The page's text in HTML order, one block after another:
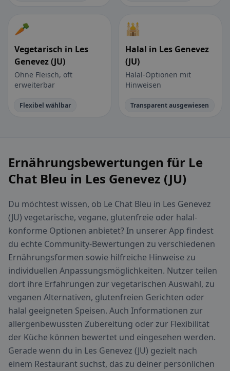
🥕
Vegetarisch in Les
Genevez (JU)
Ohne Fleisch, oft
erweiterbar
Flexibel wählbar
🕌
Halal in Les Genevez
(JU)
Halal-Optionen mit
Hinweisen
Transparent ausgewiesen
Ernährungsbewertungen für Le
Chat Bleu in Les Genevez (JU)
Du möchtest wissen, ob Le Chat Bleu in Les Genevez
(JU) vegetarische, vegane, glutenfreie oder halal-
konforme Optionen anbietet? In unserer App findest
du echte Community-Bewertungen zu verschiedenen
Ernährungsformen sowie hilfreiche Hinweise zu
individuellen Anpassungsmöglichkeiten. Nutzer teilen
dort ihre Erfahrungen zur vegetarischen Auswahl, zu
veganen Alternativen, glutenfreien Gerichten oder
halal geeigneten Speisen. Auch Informationen zur
allergenbewussten Zubereitung oder zur Flexibilität
der Küche können bewertet und eingesehen werden.
Gerade wenn du in Les Genevez (JU) gezielt nach
einem Restaurant suchst, das zu deiner persönlichen